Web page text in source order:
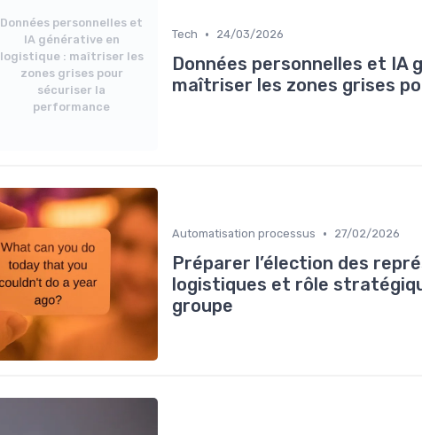
Données personnelles et
IA générative en
logistique : maîtriser les
zones grises pour
sécuriser la
performance
Tech • 24/03/2026
Données personnelles et IA
maîtriser les zones grises
Automatisation processus • 27/02/2026
Préparer l’élection des
logistiques et rôle
groupe